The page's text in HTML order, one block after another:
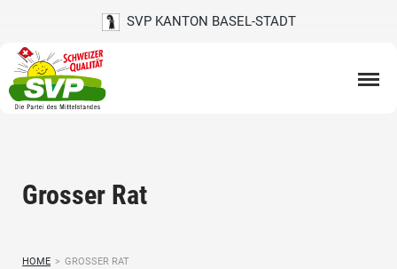
SVP KANTON BASEL-STADT
Grosser Rat
HOME > GROSSER RAT